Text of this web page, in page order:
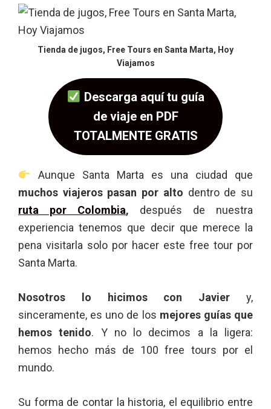
Tienda de jugos, Free Tours en Santa Marta, Hoy
Viajamos
Descarga aquí tu guía
de viaje en PDF
TOTALMENTE GRATIS
Aunque Santa Marta es una ciudad que
muchos viajeros pasan por alto dentro de su
ruta por Colombia, después de nuestra
experiencia tenemos que decir que merece la
pena visitarla solo por hacer este free tour por
Santa Marta.
Nosotros lo hicimos con Javier y,
sinceramente, es uno de los mejores guías que
hemos tenido. Y no lo decimos a la ligera:
hemos hecho más de 100 free tours por el
mundo.
Su forma de contar la historia, el equilibrio entre